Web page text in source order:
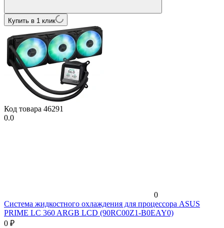
Купить в 1 клик
Код товара 46291
0.0
0
Система жидкостного охлаждения для процессора ASUS
PRIME LC 360 ARGB LCD (90RC00Z1-B0EAY0)
0 ₽